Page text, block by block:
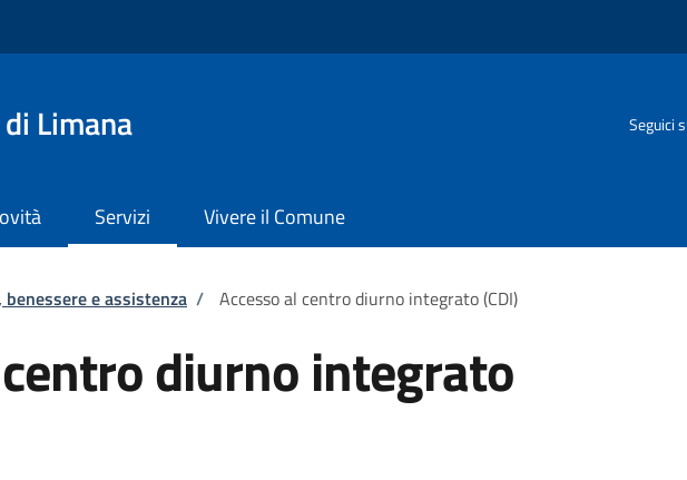
Limana Seguici
Servizi Vivere il Comune
benessere e assistenza / Accesso al centro diurno integrato (CDI)
diurno integrato